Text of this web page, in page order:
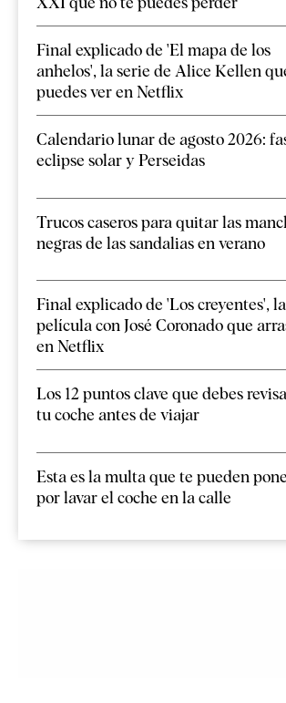
Final explicado de 'El mapa de los
anhelos', la serie de Alice Kellen
puedes ver en Netflix
Calendario lunar de agosto 2026:
eclipse solar y Perseidas
Trucos caseros para quitar las
negras de las sandalias en verano
Final explicado de 'Los creyentes', la
película con José Coronado que
en Netflix
Los 12 puntos clave que debes
tu coche antes de viajar
Esta es la multa que te pueden
por lavar el coche en la calle